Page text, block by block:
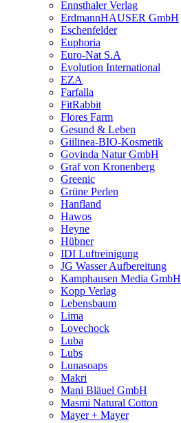
Ennsthaler Verlag
ErdmannHAUSER GmbH
Eschenfelder
Euphoria
Euro-Nat S.A
Evolution International
EZA
Farfalla
FitRabbit
Flores Farm
Gesund & Leben
Giilinea-BIO-Kosmetik
Govinda Natur GmbH
Graf von Kronenberg
Greenic
Grüne Perlen
Hanfland
Hawos
Heyne
Hübner
IDI Luftreinigung
JG Wasser Aufbereitung
Kamphausen Media GmbH
Kopp Verlag
Lebensbaum
Lima
Lovechock
Luba
Lubs
Lunasoaps
Makri
Mani Bläuel GmbH
Masmi Natural Cotton
Mayer + Mayer